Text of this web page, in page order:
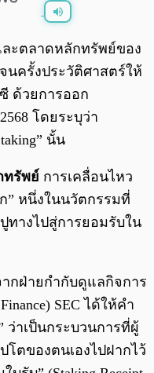
0:00 / 0:00
ะตลาดหลักทรัพย์ของ
นครั้งประวัติศาสตร์ให้
ด้วยการออก
โดยระบุว่า
นั้น
ทรัพย์ การเคลื่อนไหว
” หนึ่งในนวัตกรรมที่
ทางไปสู่การยอมรับใน
กฝ่ายกำกับดูแลกิจการ
SEC ได้ให้คำ
ว่าเป็นกระบวนการที่ผู้
โตของตนเองไปฝากไว้